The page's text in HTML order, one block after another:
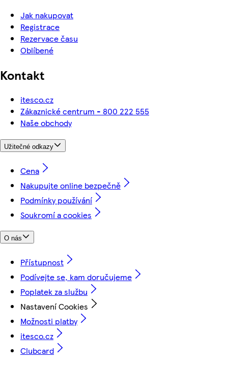
Jak nakupovat
Registrace
Rezervace času
Oblíbené
Kontakt
itesco.cz
Zákaznické centrum - 800 222 555
Naše obchody
Užitečné odkazy
Cena
Nakupujte online bezpečně
Podmínky používání
Soukromí a cookies
O nás
Přístupnost
Podívejte se, kam doručujeme
Poplatek za službu
Nastavení Cookies
Možnosti platby
itesco.cz
Clubcard